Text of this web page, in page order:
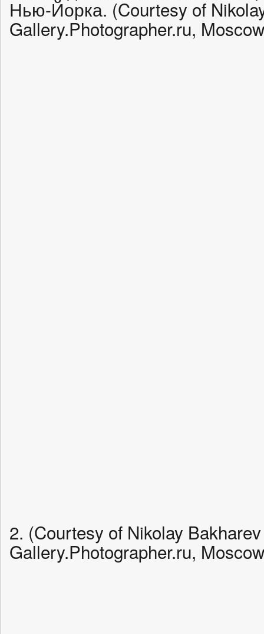
Нью-Йорка. (Courtesy of
Gallery.Photographer.ru,
2. (Courtesy of Nikolay
Gallery.Photographer.ru,